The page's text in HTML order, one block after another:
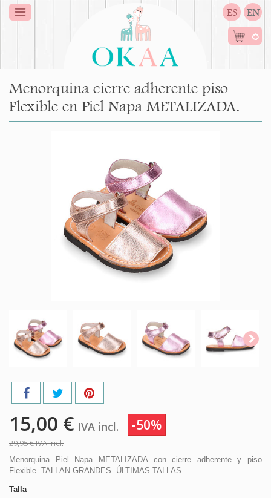
ES EN
0
Menorquina cierre adherente piso
Flexible en Piel Napa METALIZADA.
15,00 € IVA incl. -50%
29,95 €IVA incl.
Menorquina Piel Napa METALIZADA con cierre adherente y piso
Flexible. TALLAN GRANDES. ÚLTIMAS TALLAS.
Talla